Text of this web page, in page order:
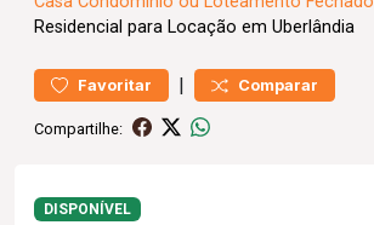
Residencial para Locação em Uberlândia
Favoritar | Comparar
Compartilhe:
DISPONÍVEL